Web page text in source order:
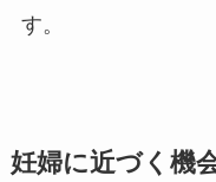
す。
妊婦に近づく機